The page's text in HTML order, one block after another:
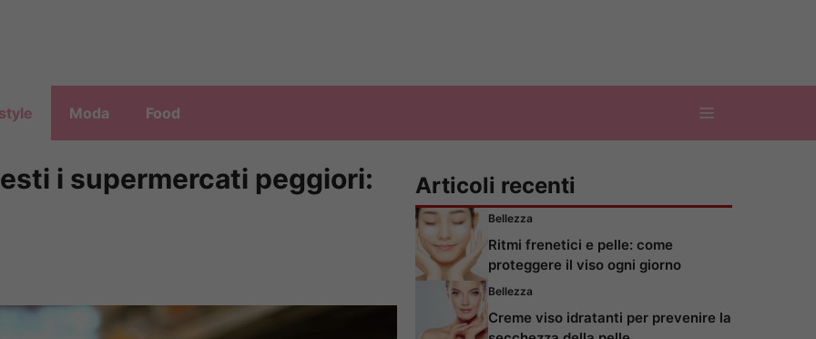
Moda Food
i supermercati peggiori:
Articoli recenti
Bellezza
Ritmi frenetici e pelle: come
proteggere il viso ogni giorno
Bellezza
Creme viso idratanti per prevenire la